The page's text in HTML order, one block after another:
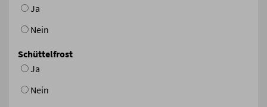
Ja
Nein
Schüttelfrost
Ja
Nein